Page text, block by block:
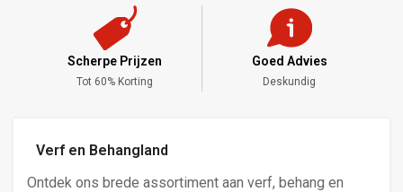
Scherpe Prijzen
Tot 60% Korting
Goed Advies
Deskundig
Verf en Behangland
Ontdek ons brede assortiment aan verf, behang en